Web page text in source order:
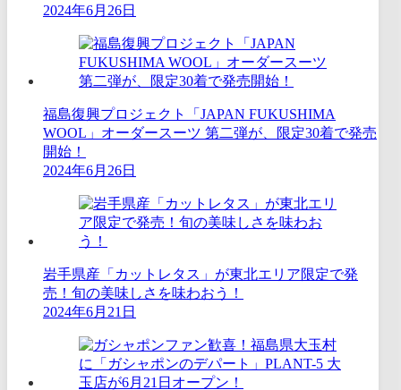
2024年6月26日
福島復興プロジェクト「JAPAN FUKUSHIMA
WOOL」オーダースーツ 第二弾が、限定30着で発売
開始！
2024年6月26日
岩手県産「カットレタス」が東北エリア限定で発
売！旬の美味しさを味わおう！
2024年6月21日